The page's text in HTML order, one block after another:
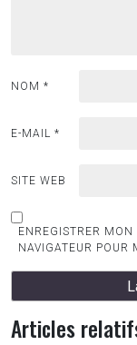
NOM *
E-MAIL *
SITE WEB
ENREGISTRER
NAVIGATEUR POUR
Articles